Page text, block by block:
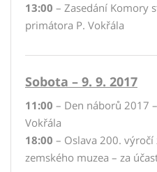
13:00 – Zasedání Komory
primátora P. Vokřála
Sobota – 9. 9. 2017
11:00 – Den náborů 2017
Vokřála
18:00 – Oslava 200.
zemského muzea – za